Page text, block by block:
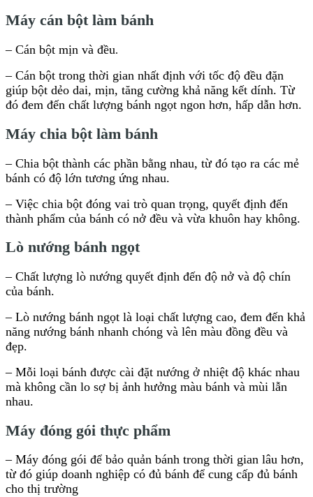
Máy cán bột làm bánh
– Cán bột mịn và đều.
– Cán bột trong thời gian nhất định với tốc độ đều đặn
giúp bột dẻo dai, mịn, tăng cường khả năng kết dính. Từ
đó đem đến chất lượng bánh ngọt ngon hơn, hấp dẫn hơn.
Máy chia bột làm bánh
– Chia bột thành các phần bằng nhau, từ đó tạo ra các mẻ
bánh có độ lớn tương ứng nhau.
– Việc chia bột đóng vai trò quan trọng, quyết định đến
thành phẩm của bánh có nở đều và vừa khuôn hay không.
Lò nướng bánh ngọt
– Chất lượng lò nướng quyết định đến độ nở và độ chín
của bánh.
– Lò nướng bánh ngọt là loại chất lượng cao, đem đến khả
năng nướng bánh nhanh chóng và lên màu đồng đều và
đẹp.
– Mỗi loại bánh được cài đặt nướng ở nhiệt độ khác nhau
mà không cần lo sợ bị ảnh hưởng màu bánh và mùi lẫn
nhau.
Máy đóng gói thực phẩm
– Máy đóng gói để bảo quản bánh trong thời gian lâu hơn,
từ đó giúp doanh nghiệp có đủ bánh để cung cấp đủ bánh
cho thị trường